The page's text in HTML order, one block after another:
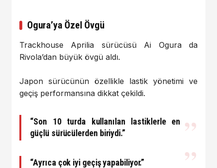
Ogura’ya Özel Övgü
Trackhouse Aprilia sürücüsü Ai Ogura da
Rivola’dan büyük övgü aldı.
Japon sürücünün özellikle lastik yönetimi ve
geçiş performansına dikkat çekildi.
“Son 10 turda kullanılan lastiklerle en
güçlü sürücülerden biriydi.”
“Ayrıca çok iyi geçiş yapabiliyor.”